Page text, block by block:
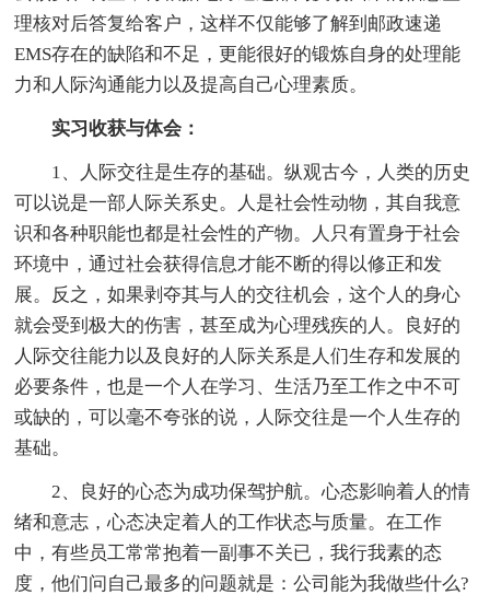
理核对后答复给客户，这样不仅能够了解到邮政速递
EMS存在的缺陷和不足，更能很好的锻炼自身的处理能
力和人际沟通能力以及提高自己心理素质。
实习收获与体会：
1、人际交往是生存的基础。纵观古今，人类的历史
可以说是一部人际关系史。人是社会性动物，其自我意
识和各种职能也都是社会性的产物。人只有置身于社会
环境中，通过社会获得信息才能不断的得以修正和发
展。反之，如果剥夺其与人的交往机会，这个人的身心
就会受到极大的伤害，甚至成为心理残疾的人。良好的
人际交往能力以及良好的人际关系是人们生存和发展的
必要条件，也是一个人在学习、生活乃至工作之中不可
或缺的，可以毫不夸张的说，人际交往是一个人生存的
基础。
2、良好的心态为成功保驾护航。心态影响着人的情
绪和意志，心态决定着人的工作状态与质量。在工作
中，有些员工常常抱着一副事不关已，我行我素的态
度，他们问自己最多的问题就是：公司能为我做些什么?